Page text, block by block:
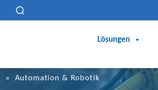
Lösungen
» Automation & Robotik